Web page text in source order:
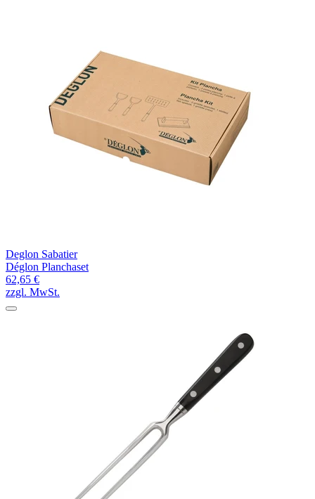
Deglon Sabatier
Déglon Planchaset
62,65 €
zzgl. MwSt.